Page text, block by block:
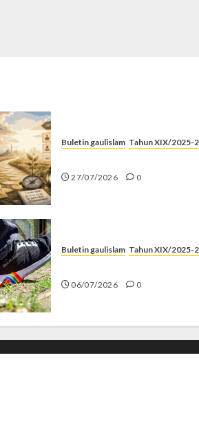
Buletin gaulislam Tahun XIX/2025-
27/07/2026 0
Buletin gaulislam Tahun XIX/2025-
06/07/2026 0